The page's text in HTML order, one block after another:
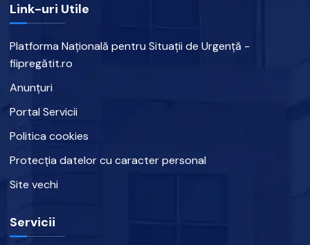
Link-uri Utile
Platforma Națională pentru Situații de Urgență -
fiipregătit.ro
Anunțuri
Portal Servicii
Politica cookies
Protecția datelor cu caracter personal
Site vechi
Servicii